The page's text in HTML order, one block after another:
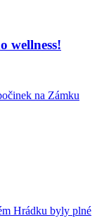
wellness!
na Zámku
Hrádku byly plné